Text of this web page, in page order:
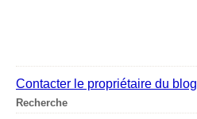
Contacter le propriétaire du blog
Recherche